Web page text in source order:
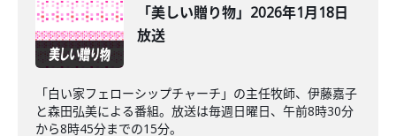
「美しい贈り物」2026年1月18日
放送
「白い家フェローシップチャーチ」の主任牧師、伊藤嘉子
と森田弘美による番組。放送は毎週日曜日、午前8時30分
から8時45分までの15分。